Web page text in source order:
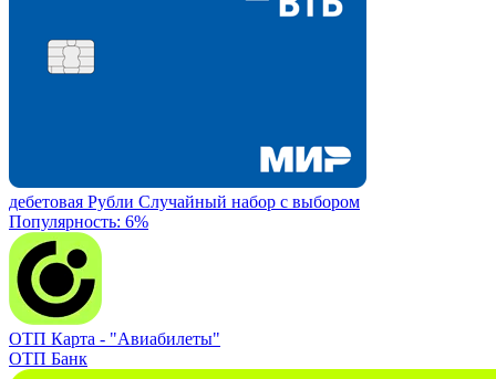
дебетовая Рубли Случайный набор с выбором
Популярность: 6%
ОТП Карта - "Авиабилеты"
ОТП Банк